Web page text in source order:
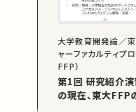
大学教育開発論／
ャーファカルティプ
FFP）
第1回 研究紹介演習・高等教育
の現在、東大FFP